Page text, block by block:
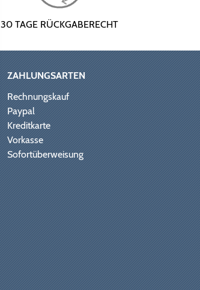
30 TAGE RÜCKGABERECHT
ZAHLUNGSARTEN
Rechnungskauf
Paypal
Kreditkarte
Vorkasse
Sofortüberweisung